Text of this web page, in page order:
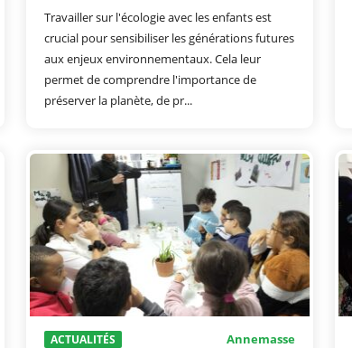
Travailler sur l'écologie avec les enfants est
crucial pour sensibiliser les générations futures
aux enjeux environnementaux. Cela leur
permet de comprendre l'importance de
préserver la planète, de pr...
ACTUALITÉS Annemasse